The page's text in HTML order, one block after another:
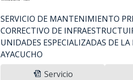
SERVICIO DE MANTENIMIENTO
CORRECTIVO DE
UNIDADES ESPECIALIZADAS DE
AYACUCHO
Servicio